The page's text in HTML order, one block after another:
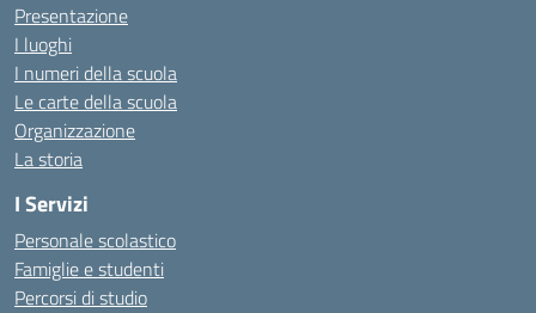
Presentazione
I luoghi
I numeri della scuola
Le carte della scuola
Organizzazione
La storia
I Servizi
Personale scolastico
Famiglie e studenti
Percorsi di studio